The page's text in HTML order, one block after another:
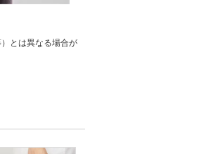
とは異なる場合が